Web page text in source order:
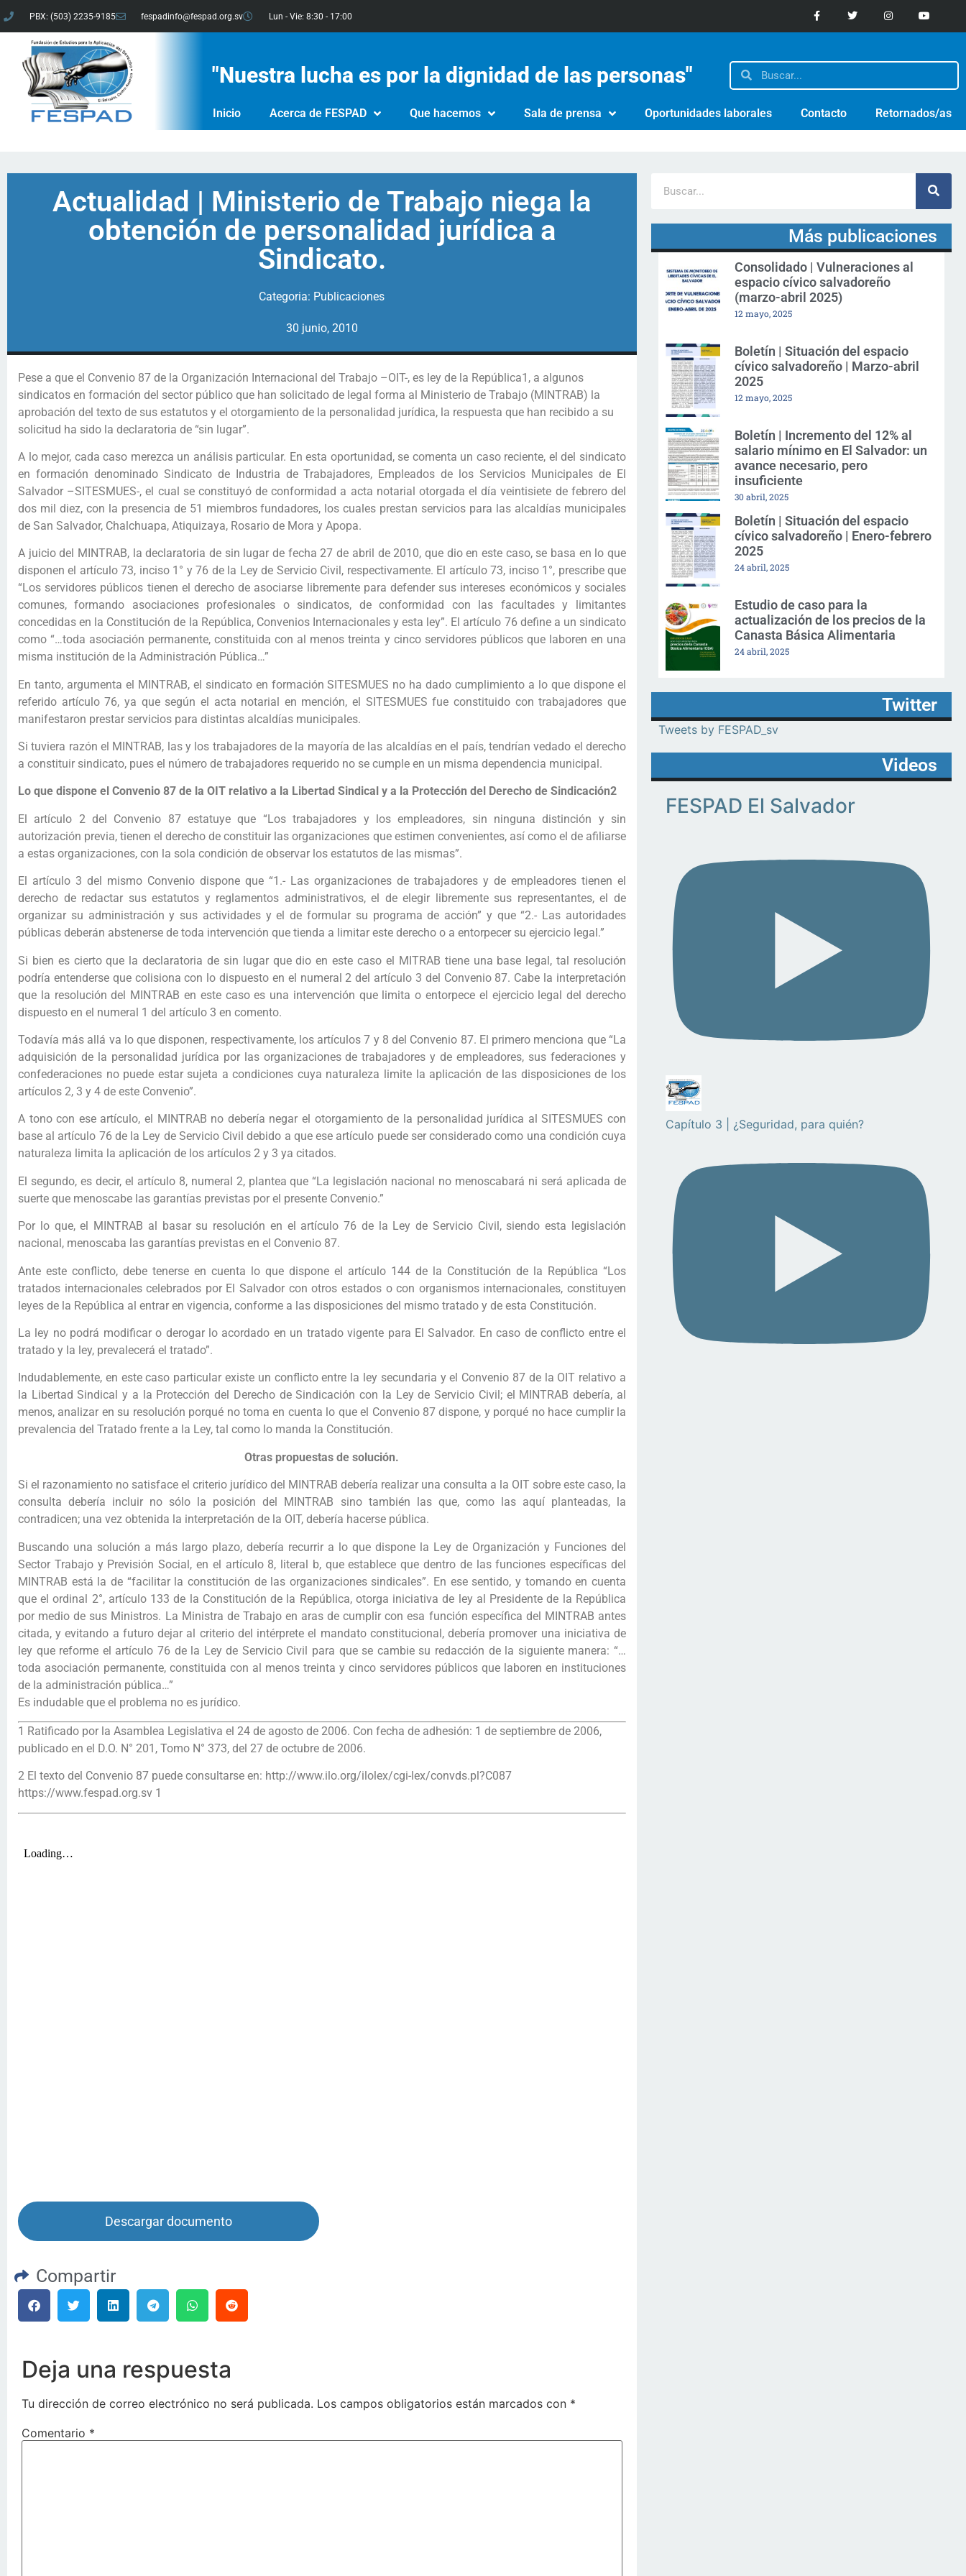
PBX: (503) 2235-9185 fespadinfo@fespad.org.sv Lun - Vie: 8:30 - 17:00
"Nuestra lucha es por la dignidad de las personas"
Inicio Acerca de FESPAD Que hacemos Sala de prensa Oportunidades laborales Contacto Retornados/as
Actualidad | Ministerio de Trabajo niega la
obtención de personalidad jurídica a
Sindicato.
Categoria: Publicaciones
30 junio, 2010
Pese a que el Convenio 87 de la Organización Internacional del Trabajo –OIT-, es ley de la República1, a algunos
sindicatos en formación del sector público que han solicitado de legal forma al Ministerio de Trabajo (MINTRAB) la
aprobación del texto de sus estatutos y el otorgamiento de la personalidad jurídica, la respuesta que han recibido a su
solicitud ha sido la declaratoria de “sin lugar”.
A lo mejor, cada caso merezca un análisis particular. En esta oportunidad, se comenta un caso reciente, el del sindicato
en formación denominado Sindicato de Industria de Trabajadores, Empleados de los Servicios Municipales de El
Salvador –SITESMUES-, el cual se constituyó de conformidad a acta notarial otorgada el día veintisiete de febrero del
dos mil diez, con la presencia de 51 miembros fundadores, los cuales prestan servicios para las alcaldías municipales
de San Salvador, Chalchuapa, Atiquizaya, Rosario de Mora y Apopa.
A juicio del MINTRAB, la declaratoria de sin lugar de fecha 27 de abril de 2010, que dio en este caso, se basa en lo que
disponen el artículo 73, inciso 1° y 76 de la Ley de Servicio Civil, respectivamente. El artículo 73, inciso 1°, prescribe que
“Los servidores públicos tienen el derecho de asociarse libremente para defender sus intereses económicos y sociales
comunes, formando asociaciones profesionales o sindicatos, de conformidad con las facultades y limitantes
concedidas en la Constitución de la República, Convenios Internacionales y esta ley”. El artículo 76 define a un sindicato
como “…toda asociación permanente, constituida con al menos treinta y cinco servidores públicos que laboren en una
misma institución de la Administración Pública…”
En tanto, argumenta el MINTRAB, el sindicato en formación SITESMUES no ha dado cumplimiento a lo que dispone el
referido artículo 76, ya que según el acta notarial en mención, el SITESMUES fue constituido con trabajadores que
manifestaron prestar servicios para distintas alcaldías municipales.
Si tuviera razón el MINTRAB, las y los trabajadores de la mayoría de las alcaldías en el país, tendrían vedado el derecho
a constituir sindicato, pues el número de trabajadores requerido no se cumple en un misma dependencia municipal.
Lo que dispone el Convenio 87 de la OIT relativo a la Libertad Sindical y a la Protección del Derecho de Sindicación2
El artículo 2 del Convenio 87 estatuye que “Los trabajadores y los empleadores, sin ninguna distinción y sin
autorización previa, tienen el derecho de constituir las organizaciones que estimen convenientes, así como el de afiliarse
a estas organizaciones, con la sola condición de observar los estatutos de las mismas”.
El artículo 3 del mismo Convenio dispone que “1.- Las organizaciones de trabajadores y de empleadores tienen el
derecho de redactar sus estatutos y reglamentos administrativos, el de elegir libremente sus representantes, el de
organizar su administración y sus actividades y el de formular su programa de acción” y que “2.- Las autoridades
públicas deberán abstenerse de toda intervención que tienda a limitar este derecho o a entorpecer su ejercicio legal.”
Si bien es cierto que la declaratoria de sin lugar que dio en este caso el MITRAB tiene una base legal, tal resolución
podría entenderse que colisiona con lo dispuesto en el numeral 2 del artículo 3 del Convenio 87. Cabe la interpretación
que la resolución del MINTRAB en este caso es una intervención que limita o entorpece el ejercicio legal del derecho
dispuesto en el numeral 1 del artículo 3 en comento.
Todavía más allá va lo que disponen, respectivamente, los artículos 7 y 8 del Convenio 87. El primero menciona que “La
adquisición de la personalidad jurídica por las organizaciones de trabajadores y de empleadores, sus federaciones y
confederaciones no puede estar sujeta a condiciones cuya naturaleza limite la aplicación de las disposiciones de los
artículos 2, 3 y 4 de este Convenio”.
A tono con ese artículo, el MINTRAB no debería negar el otorgamiento de la personalidad jurídica al SITESMUES con
base al artículo 76 de la Ley de Servicio Civil debido a que ese artículo puede ser considerado como una condición cuya
naturaleza limita la aplicación de los artículos 2 y 3 ya citados.
El segundo, es decir, el artículo 8, numeral 2, plantea que “La legislación nacional no menoscabará ni será aplicada de
suerte que menoscabe las garantías previstas por el presente Convenio.”
Por lo que, el MINTRAB al basar su resolución en el artículo 76 de la Ley de Servicio Civil, siendo esta legislación
nacional, menoscaba las garantías previstas en el Convenio 87.
Ante este conflicto, debe tenerse en cuenta lo que dispone el artículo 144 de la Constitución de la República “Los
tratados internacionales celebrados por El Salvador con otros estados o con organismos internacionales, constituyen
leyes de la República al entrar en vigencia, conforme a las disposiciones del mismo tratado y de esta Constitución.
La ley no podrá modificar o derogar lo acordado en un tratado vigente para El Salvador. En caso de conflicto entre el
tratado y la ley, prevalecerá el tratado”.
Indudablemente, en este caso particular existe un conflicto entre la ley secundaria y el Convenio 87 de la OIT relativo a
la Libertad Sindical y a la Protección del Derecho de Sindicación con la Ley de Servicio Civil; el MINTRAB debería, al
menos, analizar en su resolución porqué no toma en cuenta lo que el Convenio 87 dispone, y porqué no hace cumplir la
prevalencia del Tratado frente a la Ley, tal como lo manda la Constitución.
Otras propuestas de solución.
Si el razonamiento no satisface el criterio jurídico del MINTRAB debería realizar una consulta a la OIT sobre este caso, la
consulta debería incluir no sólo la posición del MINTRAB sino también las que, como las aquí planteadas, la
contradicen; una vez obtenida la interpretación de la OIT, debería hacerse pública.
Buscando una solución a más largo plazo, debería recurrir a lo que dispone la Ley de Organización y Funciones del
Sector Trabajo y Previsión Social, en el artículo 8, literal b, que establece que dentro de las funciones específicas del
MINTRAB está la de “facilitar la constitución de las organizaciones sindicales”. En ese sentido, y tomando en cuenta
que el ordinal 2°, artículo 133 de la Constitución de la República, otorga iniciativa de ley al Presidente de la República
por medio de sus Ministros. La Ministra de Trabajo en aras de cumplir con esa función específica del MINTRAB antes
citada, y evitando a futuro dejar al criterio del intérprete el mandato constitucional, debería promover una iniciativa de
ley que reforme el artículo 76 de la Ley de Servicio Civil para que se cambie su redacción de la siguiente manera: “…
toda asociación permanente, constituida con al menos treinta y cinco servidores públicos que laboren en instituciones
de la administración pública…”
Es indudable que el problema no es jurídico.
1 Ratificado por la Asamblea Legislativa el 24 de agosto de 2006. Con fecha de adhesión: 1 de septiembre de 2006,
publicado en el D.O. N° 201, Tomo N° 373, del 27 de octubre de 2006.
2 El texto del Convenio 87 puede consultarse en: http://www.ilo.org/ilolex/cgi-lex/convds.pl?C087
https://www.fespad.org.sv 1
Descargar documento
Compartir
Deja una respuesta
Tu dirección de correo electrónico no será publicada. Los campos obligatorios están marcados con *
Comentario *
Más publicaciones
Consolidado | Vulneraciones al
espacio cívico salvadoreño
(marzo-abril 2025)
12 mayo, 2025
Boletín | Situación del espacio
cívico salvadoreño | Marzo-abril
2025
12 mayo, 2025
Boletín | Incremento del 12% al
salario mínimo en El Salvador: un
avance necesario, pero
insuficiente
30 abril, 2025
Boletín | Situación del espacio
cívico salvadoreño | Enero-febrero
2025
24 abril, 2025
Estudio de caso para la
actualización de los precios de la
Canasta Básica Alimentaria
24 abril, 2025
Twitter
Tweets by FESPAD_sv
Videos
FESPAD El Salvador
Capítulo 3 | ¿Seguridad, para quién?